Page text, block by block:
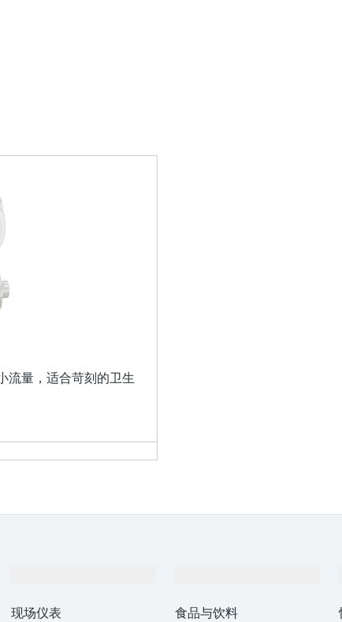
流量，适合苛刻的卫生
现场仪表
食品与饮料